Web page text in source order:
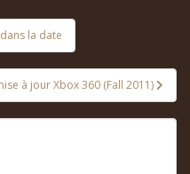
la date
à jour Xbox 360 (Fall 2011)